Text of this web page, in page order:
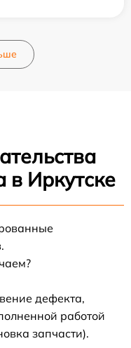
в Иркутске
дефекта,
работой
запчасти).